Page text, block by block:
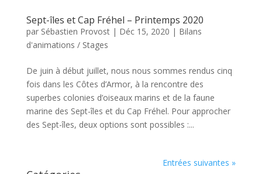
Sept-îles et Cap Fréhel – Printemps 2020
par Sébastien Provost| Déc 15, 2020 | Bilans
d'animations / Stages
De juin à début juillet, nous nous sommes rendus cinq
fois dans les Côtes d’Armor, à la rencontre des
superbes colonies d’oiseaux marins et de la faune
marine des Sept-îles et du Cap Fréhel. Pour approcher
des Sept-îles, deux options sont possibles :...
Entrées suivantes »